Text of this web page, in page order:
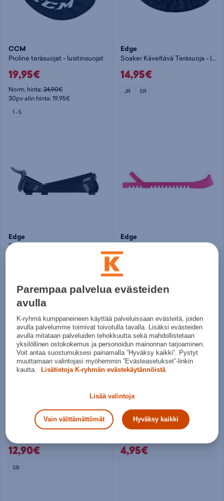
CCM
Proline teräsuojat - luistinsuojat
19,95€
Norm. hinta:24,90€
30pv alin hinta: 19,95€
1 - 5
Edge
Soaker Käveltävä Teräsuoja - luistinsuojat
14,95€
JR SR
Edge Edge
12,90€
SR
Edge
4,95€
Parempaa palvelua evästeiden
avulla
K-ryhmä kumppaneineen käyttää palveluissaan evästeitä, joiden
avulla palvelumme toimivat toivotulla tavalla. Lisäksi evästeiden
avulla mitataan palveluiden tehokkuutta sekä mahdollistetaan
yksilöllinen ostokokemus ja personoidun mainonnan tarjoaminen.
Voit antaa suostumuksesi painamalla ”Hyväksy kaikki”. Pystyt
muuttamaan valintojasi myöhemmin ”Evästeasetukset”-linkin
kautta.
Lisätietoja K-ryhmän evästekäytännöistä
Lisää valintoja
Vain välttämättömät Hyväksy kaikki